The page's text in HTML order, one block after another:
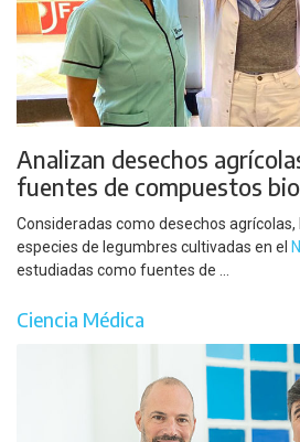
Analizan desechos
fuentes de compuestos
Consideradas como desechos agrícolas,
especies de legumbres cultivadas en el
estudiadas como fuentes de ...
Ciencia Médica